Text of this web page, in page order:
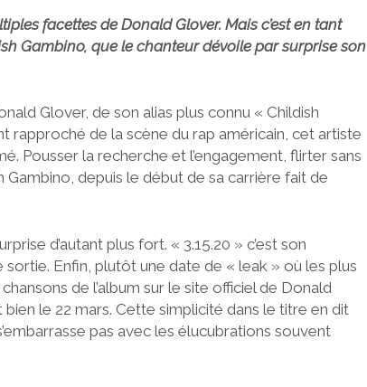
facettes de Donald Glover. Mais c’est en tant
Gambino, que le chanteur dévoile par surprise son
Glover, de son alias plus connu « Childish
rapproché de la scène du rap américain, cet artiste
Pousser la recherche et l’engagement, flirter sans
Gambino, depuis le début de sa carrière fait de
d’autant plus fort. « 3.15.20 » c’est son
Enfin, plutôt une date de « leak » où les plus
de l’album sur le site officiel de Donald
le 22 mars. Cette simplicité dans le titre en dit
pas avec les élucubrations souvent